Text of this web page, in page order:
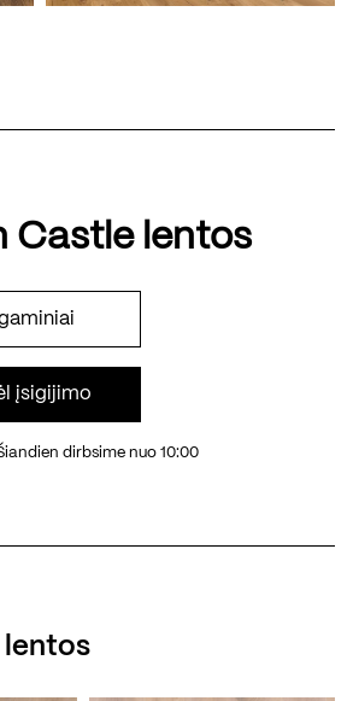
Castle lentos
įsigijimo
dirbsime nuo 10:00
lentos